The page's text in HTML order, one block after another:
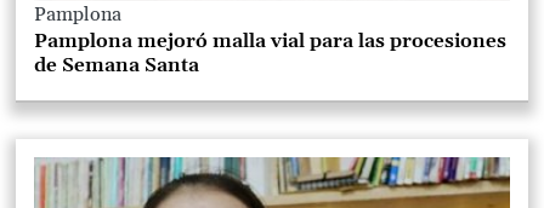
Pamplona
Pamplona mejoró malla vial para las procesiones
de Semana Santa